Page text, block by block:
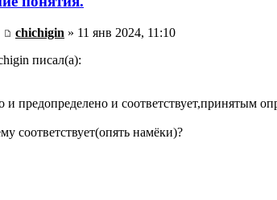
chichigin » 11 янв 2024, 11:10
писал(а):
и предопределено и соответствует,принятым
соответствует(опять намёки)?